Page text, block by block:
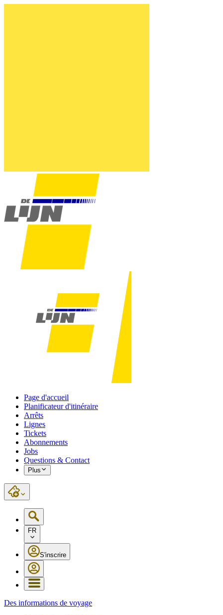
Page d'accueil
Planificateur d'itinéraire
Arrêts
Lignes
Tickets
Abonnements
Jobs
Questions & Contact
Plus
FR
S'inscrire
Des informations de voyage